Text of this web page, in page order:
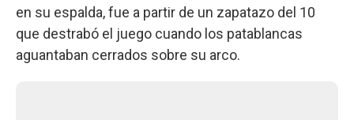
en su espalda, fue a partir de un zapatazo del 10
que destrabó el juego cuando los patablancas
aguantaban cerrados sobre su arco.